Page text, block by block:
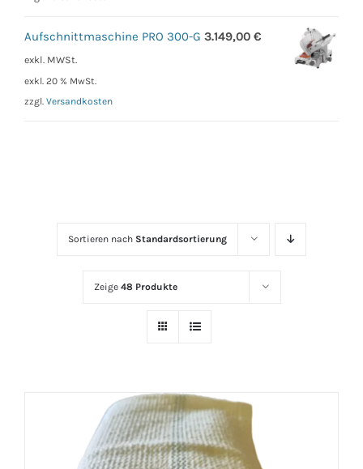
Sortieren nach Standardsortierung
Zeige 48 Produkte
Aufschnittmaschine PRO 300-G 3.149,00 €
exkl. MWSt.
exkl. 20 % MwSt.
zzgl. Versandkosten